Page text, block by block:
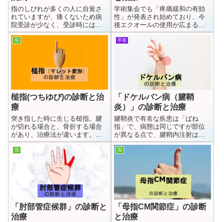
指のしびれが多くの人に自覚さ
れていますが、痛くないため病
院受診が少なく、受診時には進
行していることも多いです。し
びれている指と、薬指の感覚解
離で手根管症候群や肘部管症候
群などを判断できる簡便で優れ
た診断法を述べます。
学術集会でも「疼痛緩和の有効
性」が発表され始めており、今
後エクオールの使用が広まると
予想します。更年期症状が出る
50歳前後の女性にエクオールは
効果を発揮しやすいと思われま
指
槌指(つちゆび)の診断と治
療
突き指した時に生じる槌指。腱
が切れる場合と、骨折する場合
があり、治療法が違います。骨
片が大きくズレも大きければ手
術が必要になります。
手首
「ドケルバン病（腱鞘
炎）」の診断と治療
腱鞘炎で有名な疾患は「ばね
指」で、病態は同じですが部位
が異なる点で、腱鞘内注射はば
ね指よりもより慎重に選択・実
施しています
指
「肘部管症候群」の診断と
治療
指
「母指CM関節症」の診断
と治療